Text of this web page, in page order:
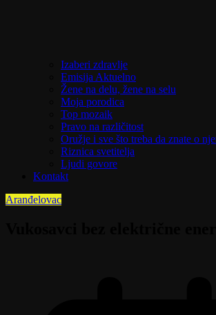
Izaberi zdravlje
Emisija Aktuelno
Žene na delu, žene na selu
Moja porodica
Top mozaik
Pravo na različitost
Oružje i sve što treba da znate o
Riznica svetitelja
Ljudi govore
Kontakt
Aranđelovac